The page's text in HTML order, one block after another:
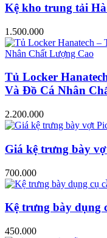
Kệ kho trung tải
1.500.000
Tủ Locker
Và Đồ Cá Nhân
2.200.000
Giá kệ trưng bày
700.000
Kệ trưng bày dụng
450.000